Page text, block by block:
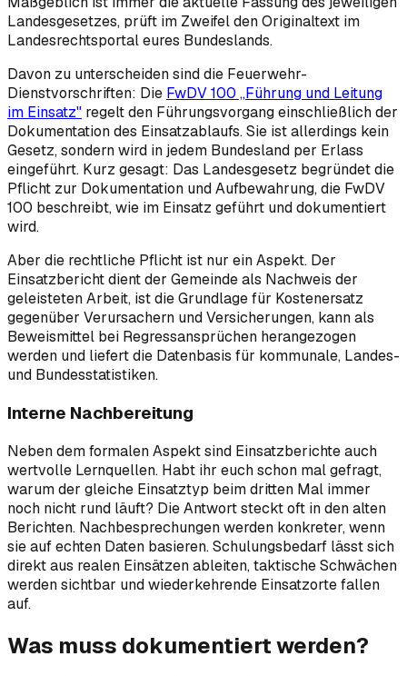
Landesgesetzes, prüft im Zweifel den Originaltext im
Landesrechtsportal eures Bundeslands.
Davon zu unterscheiden sind die Feuerwehr-
Dienstvorschriften: Die FwDV 100 „Führung und Leitung
im Einsatz" regelt den Führungsvorgang einschließlich der
Dokumentation des Einsatzablaufs. Sie ist allerdings kein
Gesetz, sondern wird in jedem Bundesland per Erlass
eingeführt. Kurz gesagt: Das Landesgesetz begründet die
Pflicht zur Dokumentation und Aufbewahrung, die FwDV
100 beschreibt, wie im Einsatz geführt und dokumentiert
wird.
Aber die rechtliche Pflicht ist nur ein Aspekt. Der
Einsatzbericht dient der Gemeinde als Nachweis der
geleisteten Arbeit, ist die Grundlage für Kostenersatz
gegenüber Verursachern und Versicherungen, kann als
Beweismittel bei Regressansprüchen herangezogen
werden und liefert die Datenbasis für kommunale, Landes-
und Bundesstatistiken.
Interne Nachbereitung
Neben dem formalen Aspekt sind Einsatzberichte auch
wertvolle Lernquellen. Habt ihr euch schon mal gefragt,
warum der gleiche Einsatztyp beim dritten Mal immer
noch nicht rund läuft? Die Antwort steckt oft in den alten
Berichten. Nachbesprechungen werden konkreter, wenn
sie auf echten Daten basieren. Schulungsbedarf lässt sich
direkt aus realen Einsätzen ableiten, taktische Schwächen
werden sichtbar und wiederkehrende Einsatzorte fallen
auf.
Was muss dokumentiert werden?